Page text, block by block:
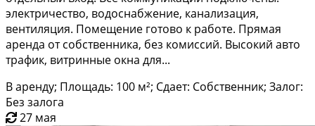
электричество, водоснабжение, канализация,
вентиляция. Помещение готово к работе. Прямая
аренда от собственника, без комиссий. Высокий авто
трафик, витринные окна для...
В аренду; Площадь: 100 м²; Сдает: Собственник; Залог:
Без залога
27 мая